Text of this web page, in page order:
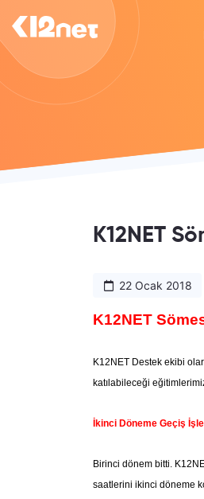
K12NET
22 Ocak 2018
K12NET
K12NET Destek ekibi
katılabileceği
İkinci Döneme Geçiş
Birinci dönem bitti.
saatlerini ikinci döneme